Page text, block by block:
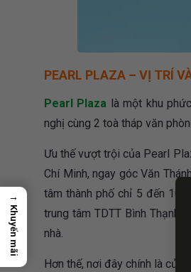
PEARL PLAZA – VỊ TRÍ
Pearl Plaza là một khu
nghị cùng 2 toà tháp văn
Ưu thế vượt trội của Pearl
Chí Minh, ngay góc Văn
tâm thành phố chỉ 5 đến 10
trung tâm TDTT Bình
nhà.
Hơn thế, nơi đây chính là cửa
→
Khuyến mãi